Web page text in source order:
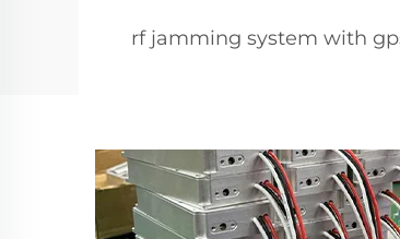
rf jamming system with